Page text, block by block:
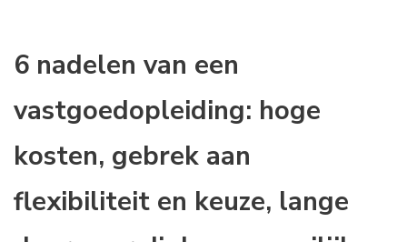
6 nadelen van een
vastgoedopleiding: hoge
kosten, gebrek aan
flexibiliteit en keuze, lange